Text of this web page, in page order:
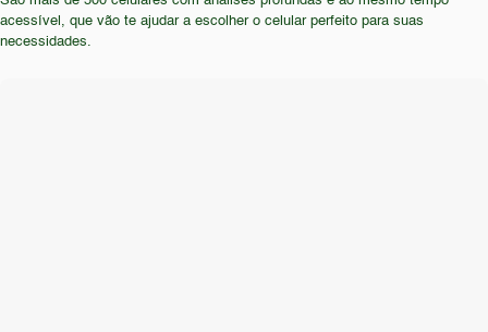
desaconselhável.
atualização, devem evitar este aparelho.
acessível, que vão te ajudar a escolher o celular perfeito para suas
necessidades.